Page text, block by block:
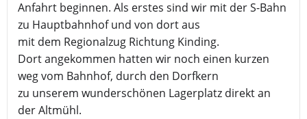
Anfahrt beginnen. Als erstes sind wir mit der S-Bahn
zu Hauptbahnhof und von dort aus
mit dem Regionalzug Richtung Kinding.
Dort angekommen hatten wir noch einen kurzen
weg vom Bahnhof, durch den Dorfkern
zu unserem wunderschönen Lagerplatz direkt an
der Altmühl.